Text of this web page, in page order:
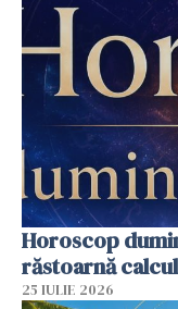
Horoscop
răstoarnă
25 IULIE 2026